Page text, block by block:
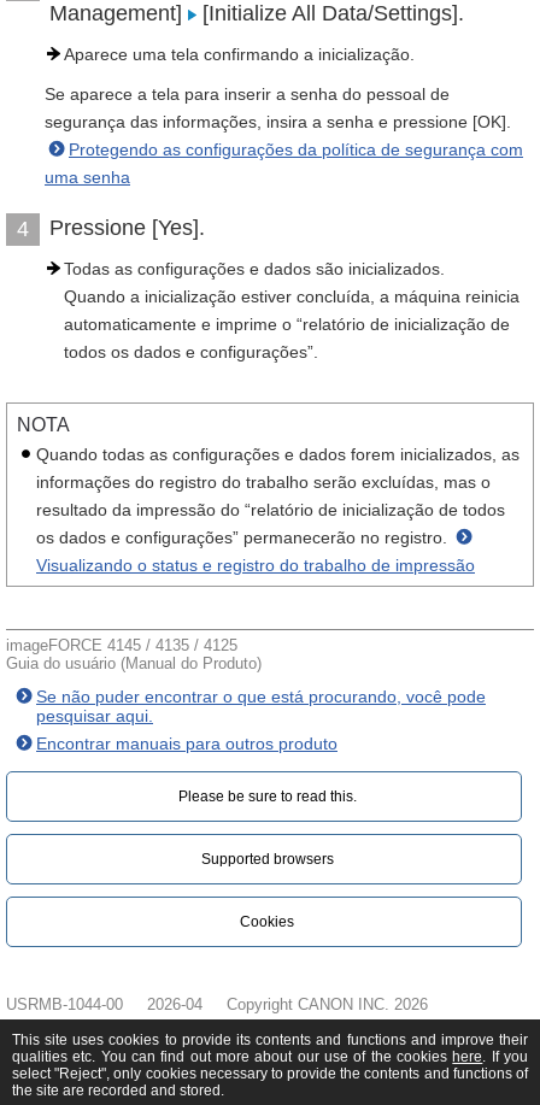
Management]
[Initialize All Data/Settings].
Aparece uma tela confirmando a inicialização.
Se aparece a tela para inserir a senha do pessoal de
segurança das informações, insira a senha e pressione [OK].
Protegendo as configurações da política de segurança com
uma senha
4 Pressione [Yes].
Todas as configurações e dados são inicializados.
Quando a inicialização estiver concluída, a máquina reinicia
automaticamente e imprime o “relatório de inicialização de
todos os dados e configurações”.
NOTA
Quando todas as configurações e dados forem inicializados, as
informações do registro do trabalho serão excluídas, mas o
resultado da impressão do “relatório de inicialização de todos
os dados e configurações” permanecerão no registro.
Visualizando o status e registro do trabalho de impressão
imageFORCE 4145 / 4135 / 4125
Guia do usuário (Manual do Produto)
Se não puder encontrar o que está procurando, você pode
pesquisar aqui.
Encontrar manuais para outros produto
Please be sure to read this.‎
Supported browsers
Cookies
USRMB-1044-00 2026-04 Copyright CANON INC. 2026
This site uses cookies to provide its contents and functions and improve their
qualities etc. You can find out more about our use of the cookies here. If you
select "Reject", only cookies necessary to provide the contents and functions of
the site are recorded and stored.